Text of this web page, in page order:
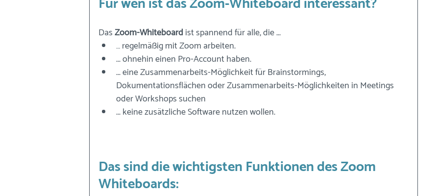
Das Zoom-Whiteboard ist spannend für alle, die ...
… regelmäßig mit Zoom arbeiten.
... ohnehin einen Pro-Account haben.
... eine Zusammenarbeits-Möglichkeit für Brainstormings,
Dokumentationsflächen oder Zusammenarbeits-Möglichkeiten in Meetings
oder Workshops suchen
... keine zusätzliche Software nutzen wollen.
Das sind die wichtigsten Funktionen des Zoom
Whiteboards: